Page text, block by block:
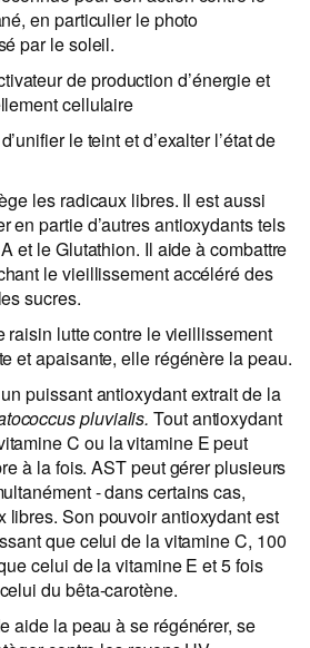
en particulier le photo
par le soleil.
de production d’énergie et
cellulaire
le teint et d’exalter l’état de
les radicaux libres. Il est aussi
en partie d’autres antioxydants tels
et le Glutathion. Il aide à combattre
le vieillissement accéléré des
sucres.
raisin lutte contre le vieillissement
et apaisante, elle régénère la peau.
puissant antioxydant extrait de la
pluvialis.Tout antioxydant
C ou la vitamine E peut
à la fois. AST peut gérer plusieurs
- dans certains cas,
libres. Son pouvoir antioxydant est
que celui de la vitamine C, 100
celui de la vitamine E et 5 fois
du bêta-carotène.
aide la peau à se régénérer, se